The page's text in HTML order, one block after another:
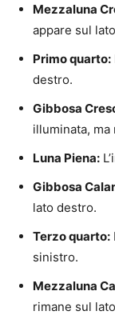
Mezzaluna
appare sul
Primo quarto:
destro.
Gibbosa
illuminata, ma
Luna Piena:
Gibbosa
lato destro.
Terzo quarto:
sinistro.
Mezzaluna
rimane sul